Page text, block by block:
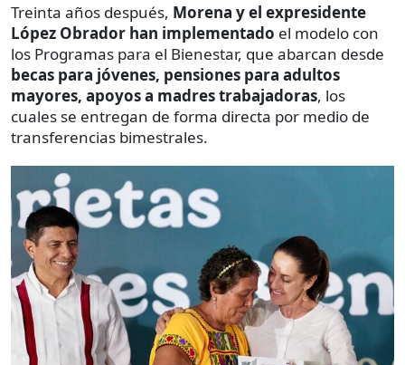
Treinta años después, Morena y el expresidente
López Obrador han implementado el modelo con
los Programas para el Bienestar, que abarcan desde
becas para jóvenes, pensiones para adultos
mayores, apoyos a madres trabajadoras, los
cuales se entregan de forma directa por medio de
transferencias bimestrales.